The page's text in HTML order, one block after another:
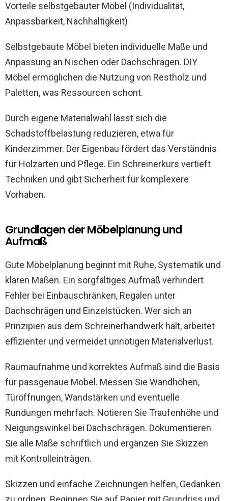
Vorteile selbstgebauter Möbel (Individualität,
Anpassbarkeit, Nachhaltigkeit)
Selbstgebaute Möbel bieten individuelle Maße und
Anpassung an Nischen oder Dachschrägen. DIY
Möbel ermöglichen die Nutzung von Restholz und
Paletten, was Ressourcen schont.
Durch eigene Materialwahl lässt sich die
Schadstoffbelastung reduzieren, etwa für
Kinderzimmer. Der Eigenbau fördert das Verständnis
für Holzarten und Pflege. Ein Schreinerkurs vertieft
Techniken und gibt Sicherheit für komplexere
Vorhaben.
Grundlagen der Möbelplanung und
Aufmaß
Gute Möbelplanung beginnt mit Ruhe, Systematik und
klaren Maßen. Ein sorgfältiges Aufmaß verhindert
Fehler bei Einbauschränken, Regalen unter
Dachschrägen und Einzelstücken. Wer sich an
Prinzipien aus dem Schreinerhandwerk hält, arbeitet
effizienter und vermeidet unnötigen Materialverlust.
Raumaufnahme und korrektes Aufmaß sind die Basis
für passgenaue Möbel. Messen Sie Wandhöhen,
Türöffnungen, Wandstärken und eventuelle
Rundungen mehrfach. Notieren Sie Traufenhöhe und
Neigungswinkel bei Dachschrägen. Dokumentieren
Sie alle Maße schriftlich und ergänzen Sie Skizzen
mit Kontrolleinträgen.
Skizzen und einfache Zeichnungen helfen, Gedanken